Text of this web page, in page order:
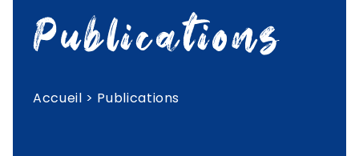
Publications
Accueil > Publications